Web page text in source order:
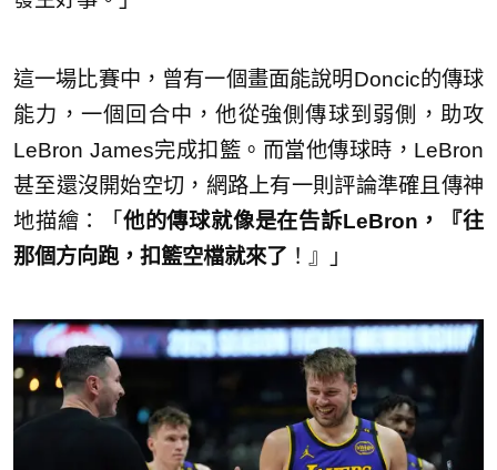
這一場比賽中，曾有一個畫面能說明Doncic的傳球
能力，一個回合中，他從強側傳球到弱側，助攻
LeBron James完成扣籃。而當他傳球時，LeBron
甚至還沒開始空切，網路上有一則評論準確且傳神
地描繪：「 他的傳球就像是在告訴LeBron，『往
那個方向跑，扣籃空檔就來了 ！』」